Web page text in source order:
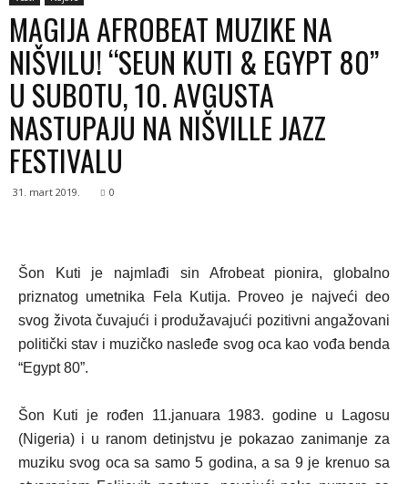
MAGIJA AFROBEAT MUZIKE NA
NIŠVILU! “SEUN KUTI & EGYPT 80”
U SUBOTU, 10. AVGUSTA
NASTUPAJU NA NIŠVILLE JAZZ
FESTIVALU
31. mart 2019. 0
Šon Kuti je najmlađi sin Afrobeat pionira, globalno
priznatog umetnika Fela Kutija. Proveo je najveći deo
svog života čuvajući i produžavajući pozitivni angažovani
politički stav i muzičko nasleđe svog oca kao vođa benda
“Egypt 80”.
Šon Kuti je rođen 11.januara 1983. godine u Lagosu
(Nigeria) i u ranom detinjstvu je pokazao zanimanje za
muziku svog oca sa samo 5 godina, a sa 9 je krenuo sa